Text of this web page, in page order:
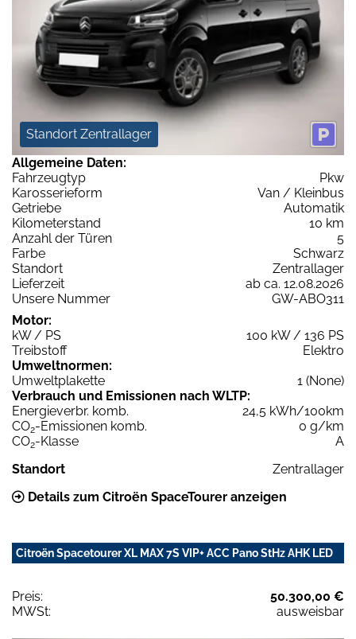
Standort Zentrallager
Allgemeine Daten:
Fahrzeugtyp
Pkw
Karosserieform
Van / Kleinbus
Getriebe
Automatik
Kilometerstand
10 km
Anzahl der Türen
5
Farbe
Schwarz
Standort
Zentrallager
Lieferzeit
ab ca. 12.08.2026
Unsere Nummer
GW-ABO311
Motor:
kW / PS
100 kW / 136 PS
Treibstoff
Elektro
Umweltnormen:
Umweltplakette
1 (None)
Verbrauch und Emissionen nach WLTP:
Energieverbr. komb.
24,5 kWh/100km
CO2-Emissionen komb.
0 g/km
CO2-Klasse
A
Standort
Zentrallager
Details zum Citroën SpaceTourer anzeigen
Citroën Spacetourer XL MAX 7S VIP+ ACC Pano StHz AHK LED
Preis:
50.300,00 €
MWSt:
ausweisbar